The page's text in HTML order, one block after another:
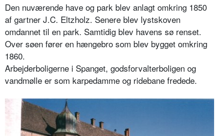
Den nuværende have og park blev anlagt omkring 1850
af gartner J.C. Eltzholz. Senere blev lystskoven
omdannet til en park. Samtidig blev havens sø renset.
Over søen fører en hængebro som blev bygget omkring
1860.
Arbejderboligerne i Spanget, godsforvalterboligen og
vandmølle er som karpedamme og ridebane fredede.